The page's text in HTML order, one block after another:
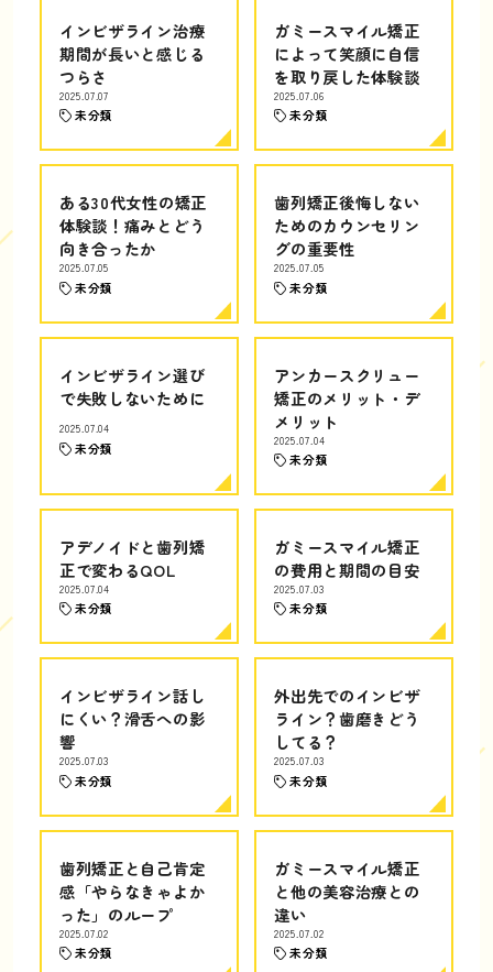
インビザライン治療
期間が長いと感じる
つらさ
2025.07.07
未分類
ガミースマイル矯正
によって笑顔に自信
を取り戻した体験談
2025.07.06
未分類
ある30代女性の矯正
体験談！痛みとどう
向き合ったか
2025.07.05
未分類
歯列矯正後悔しない
ためのカウンセリン
グの重要性
2025.07.05
未分類
インビザライン選び
で失敗しないために
2025.07.04
未分類
アンカースクリュー
矯正のメリット・デ
メリット
2025.07.04
未分類
アデノイドと歯列矯
正で変わるQOL
2025.07.04
未分類
ガミースマイル矯正
の費用と期間の目安
2025.07.03
未分類
インビザライン話し
にくい？滑舌への影
響
2025.07.03
未分類
外出先でのインビザ
ライン？歯磨きどう
してる？
2025.07.03
未分類
歯列矯正と自己肯定
感「やらなきゃよか
った」のループ
2025.07.02
未分類
ガミースマイル矯正
と他の美容治療との
違い
2025.07.02
未分類